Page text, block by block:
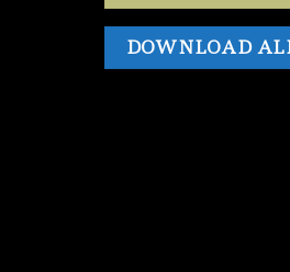
DOWNLOAD